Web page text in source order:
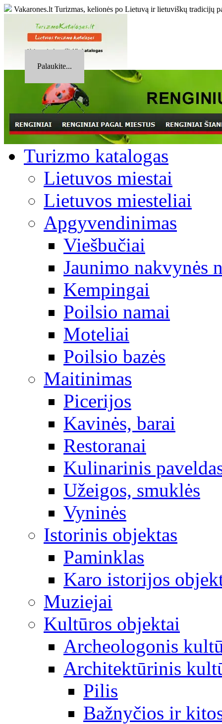
Vakarones.lt Turizmas, kelionės po Lietuvą ir lietuviškų tradicijų
Turizmo katalogas
Lietuvos miestai
Lietuvos miesteliai
Apgyvendinimas
Viešbučiai
Jaunimo nakvynės
Kempingai
Poilsio namai
Moteliai
Poilsio bazės
Maitinimas
Picerijos
Kavinės, barai
Restoranai
Kulinarinis
Užeigos, smuklės
Vyninės
Istorinis objektas
Paminklas
Karo istorijos
Muziejai
Kultūros objektai
Archeologonis
Architektūrinis
Pilis
Bažnyčios ir
Palaukite...